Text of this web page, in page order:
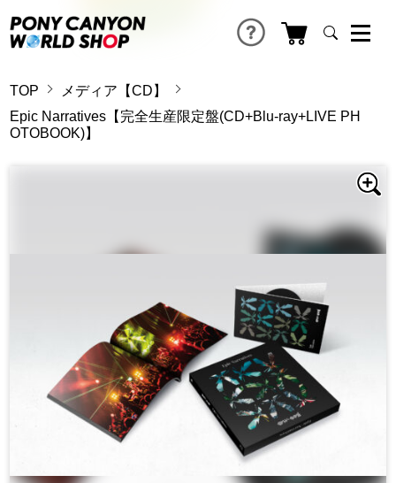
TOP
メディア【CD】
Epic Narratives【完全生産限定盤(CD+Blu-ray+LIVE PH
OTOBOOK)】